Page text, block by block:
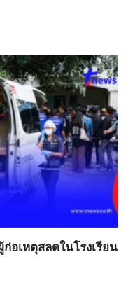
อเหตุสลดในโรงเรียน